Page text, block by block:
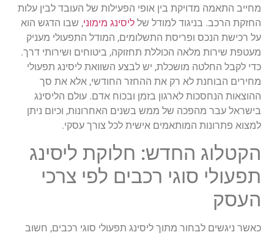
מחייב התאמה מדויקת בין אופי הפעילות של העובד לבין עלות
החזקת הרכב. בניגוד למודל של ליסינג מימוני, שבו הדגש הוא
על רכישת הנכס ופריסת התשלומים, המודל התפעולי מעניק
מעטפת שירות מלאה הכוללת תחזוקה, ביטוחים ושירותי דרך.
כדי לקבל החלטה מושכלת, יש לבצע השוואת ליסינג תפעולי
מחירים הבוחנת לא רק את ההחזר החודשי, אלא את סך
ההוצאות הנחסכות לארגון בזמן ובכוח אדם. עולם הליסינג
בישראל עבר מהפכה של ממש בשנים האחרונות, וכיום ניתן
למצוא פתרונות המותאמים אישית לכל צורך עסקי.
הקטלוג החדש: חלוקת ליסינג
תפעולי סוגי רכבים לפי צרכי
העסק
כאשר ניגשים לבחור מתוך ליסינג תפעולי סוגי רכבים, חשוב